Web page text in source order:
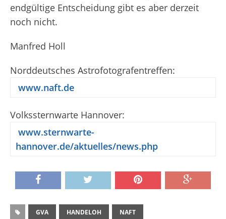
endgültige Entscheidung gibt es aber derzeit
noch nicht.
Manfred Holl
Norddeutsches Astrofotografentreffen:
www.naft.de
Volkssternwarte Hannover:
www.sternwarte-
hannover.de/aktuelles/news.php
GVA HANDELOH NAFT